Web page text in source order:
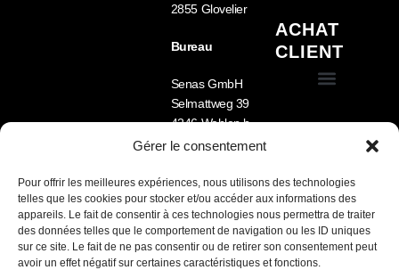
Gérer le consentement
Pour offrir les meilleures expériences, nous utilisons des technologies
telles que les cookies pour stocker et/ou accéder aux informations des
appareils. Le fait de consentir à ces technologies nous permettra de traiter
des données telles que le comportement de navigation ou les ID uniques
sur ce site. Le fait de ne pas consentir ou de retirer son consentement peut
avoir un effet négatif sur certaines caractéristiques et fonctions.
2855 Glovelier
Bureau
Senas GmbH
Selmattweg 39
4246 Wahlen b.
Laufen
09
Lu-Ve 8h -12h /
13h30 – 17h
Nous parlons FR /
ACHAT
CLIENT